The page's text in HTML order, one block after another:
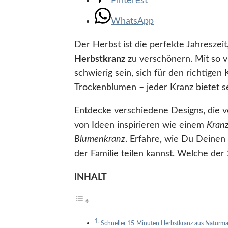
WhatsApp
Der Herbst ist die perfekte
Herbstkranz zu verschönern. Mit so
schwierig sein, sich für den richtigen
Trockenblumen – jeder Kranz bietet
Entdecke verschiedene Designs, die
von Ideen inspirieren wie einem
Blumenkranz. Erfahre, wie Du
der Familie teilen kannst. Welche
INHALT
Schneller 15-Minuten Herbstkranz aus